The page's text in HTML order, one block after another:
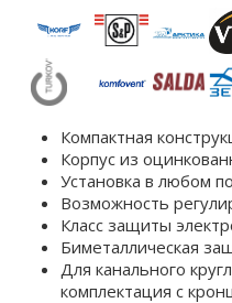
Компактная
Корпус из
Установка в любом
Возможность
Класс защиты
Биметаллическая
Для канального
комплектация c